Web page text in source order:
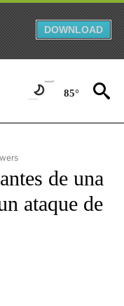
DOWNLOAD
85°
- SPANISH" TO RECEIVE
de una
ataque de